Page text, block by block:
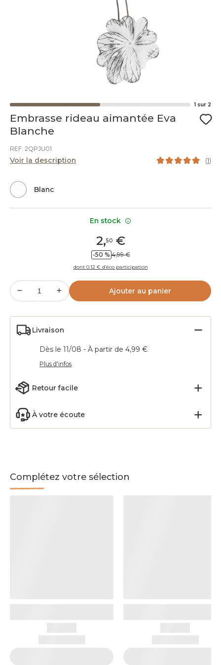
1 sur 2
Embrasse rideau aimantée Eva
Blanche
REF. 2QPJU01
Voir la description (1)
Blanc
2,50€
-50 % 4,99 €
dont 0.12 € d’éco participation
Ajouter au panier
Livraison
Dès le 11/08 - À partir de 4,99 €
Plus d'infos
Retour facile
À votre écoute
Complétez votre sélection